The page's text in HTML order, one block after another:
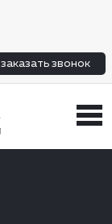
заказать звонок